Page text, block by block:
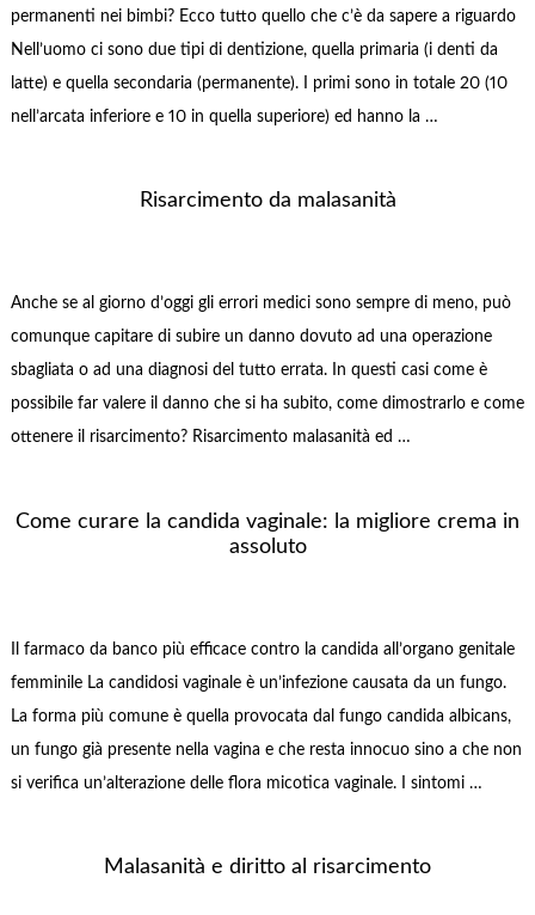
permanenti nei bimbi? Ecco tutto quello che c’è da sapere a riguardo
Nell’uomo ci sono due tipi di dentizione, quella primaria (i denti da
latte) e quella secondaria (permanente). I primi sono in totale 20 (10
nell’arcata inferiore e 10 in quella superiore) ed hanno la …
Risarcimento da malasanità
Anche se al giorno d’oggi gli errori medici sono sempre di meno, può
comunque capitare di subire un danno dovuto ad una operazione
sbagliata o ad una diagnosi del tutto errata. In questi casi come è
possibile far valere il danno che si ha subito, come dimostrarlo e come
ottenere il risarcimento? Risarcimento malasanità ed …
Come curare la candida vaginale: la migliore crema in
assoluto
Il farmaco da banco più efficace contro la candida all’organo genitale
femminile La candidosi vaginale è un’infezione causata da un fungo.
La forma più comune è quella provocata dal fungo candida albicans,
un fungo già presente nella vagina e che resta innocuo sino a che non
si verifica un’alterazione delle flora micotica vaginale. I sintomi …
Malasanità e diritto al risarcimento